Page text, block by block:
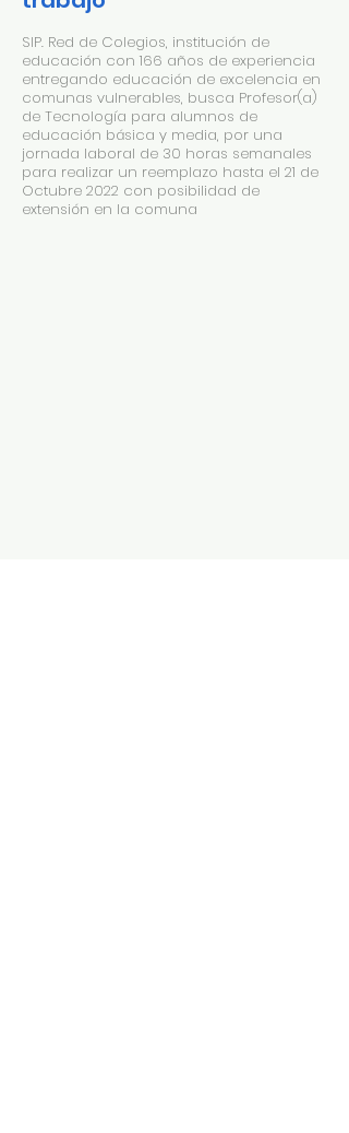
SIP. Red de Colegios, institución de
educación con 166 años de experiencia
entregando educación de excelencia en
comunas vulnerables, busca Profesor(a)
de Tecnología para alumnos de
educación básica y media, por una
jornada laboral de 30 horas semanales
para realizar un reemplazo hasta el 21 de
Octubre 2022 con posibilidad de
extensión en la comuna